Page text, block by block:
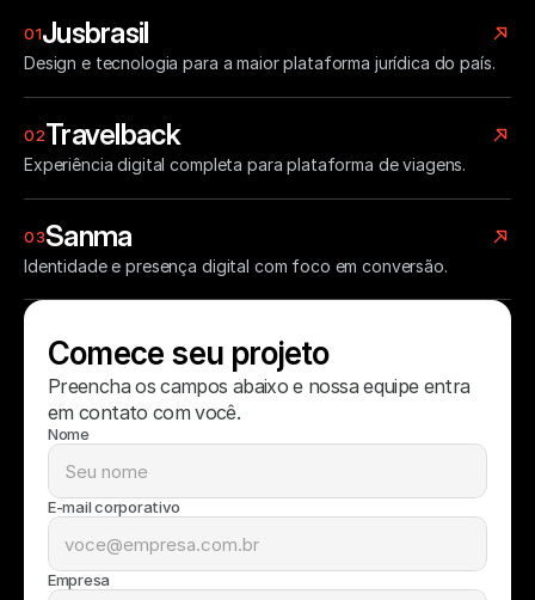
01Jusbrasil
Design e tecnologia para a maior plataforma jurídica do país.
02Travelback
Experiência digital completa para plataforma de viagens.
03Sanma
Identidade e presença digital com foco em conversão.
Comece seu projeto
Preencha os campos abaixo e nossa equipe entra
em contato com você.
Nome
E-mail corporativo
Empresa